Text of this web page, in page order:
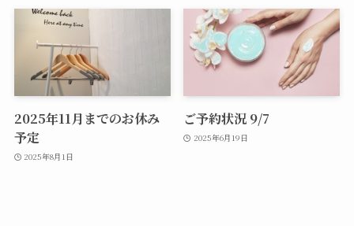
2025年11月までのお休み
予定
2025年8月1日
ご予約状況 9/7
2025年6月19日